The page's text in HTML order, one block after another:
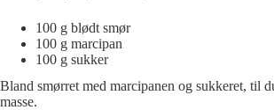
100 g blødt smør
100 g marcipan
100 g sukker
Bland smørret med marcipanen og sukkeret, til
masse.